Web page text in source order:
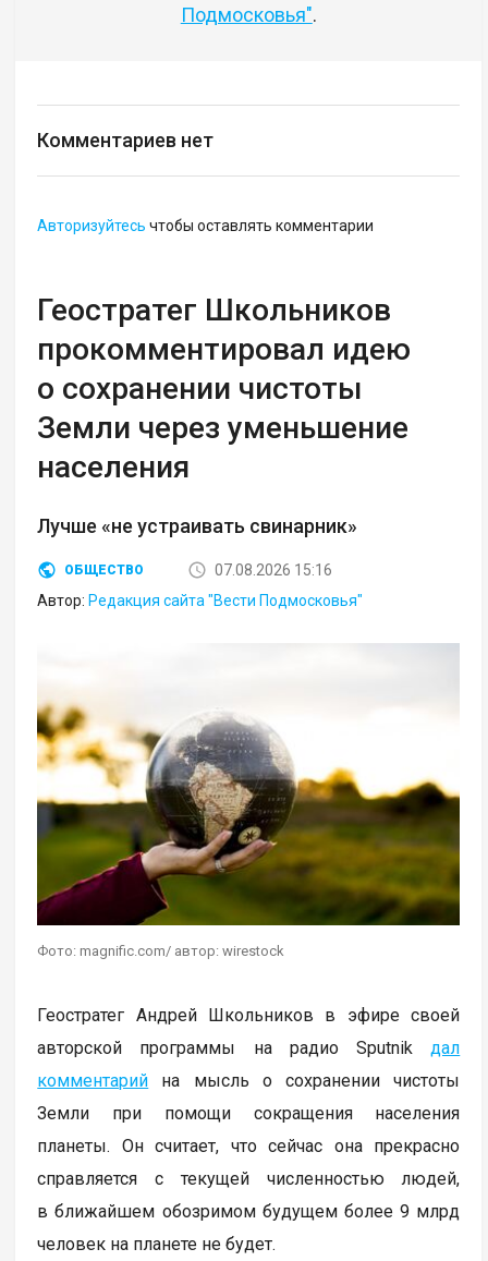
Подмосковья".
Комментариев нет
Авторизуйтесь чтобы оставлять комментарии
Геостратег Школьников
прокомментировал идею
о сохранении чистоты
Земли через уменьшение
населения
Лучше «не устраивать свинарник»
ОБЩЕСТВО
07.08.2026 15:16
Автор: Редакция сайта "Вести Подмосковья"
Фото: magnific.com/ автор: wirestock
Геостратег Андрей Школьников в эфире своей
авторской программы на радио Sputnikдал
комментарий на мысль о сохранении чистоты
Земли при помощи сокращения населения
планеты. Он считает, что сейчас она прекрасно
справляется с текущей численностью людей,
в ближайшем обозримом будущем более 9 млрд
человек на планете не будет.